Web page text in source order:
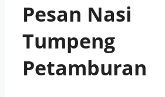
Pesan Nasi
Tumpeng
Petamburan